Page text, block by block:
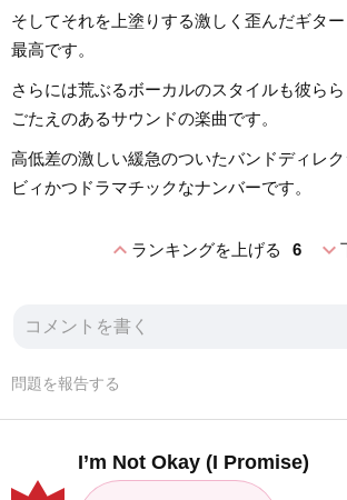
そしてそれを上塗りする激しく歪んだギタ
最高です。
さらには荒ぶるボーカルのスタイルも彼ら
ごたえのあるサウンドの楽曲です。
高低差の激しい緩急のついたバンドディレ
ビィかつドラマチックなナンバーです。
expand_lessランキングを上げる 6 expand_more
問題を報告する
I’m Not Okay (I Promise)